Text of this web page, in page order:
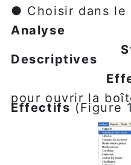
● Choisir dans le
Analyse
Descriptives
pour ouvrir la
Effectifs (Figure